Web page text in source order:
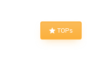
TOPs